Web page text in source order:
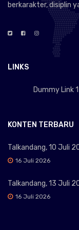
berkarakter, disiplin
LINKS
Dummy Link 1
KONTEN TERBARU
Talkandang, 10 Juli
16 Juli 2026
Talkandang, 13 Juli
16 Juli 2026